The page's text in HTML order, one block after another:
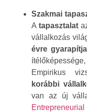
Szakmai
Atapasztalat
vállalkozás
évre
Empirikus
korábbi
van az új